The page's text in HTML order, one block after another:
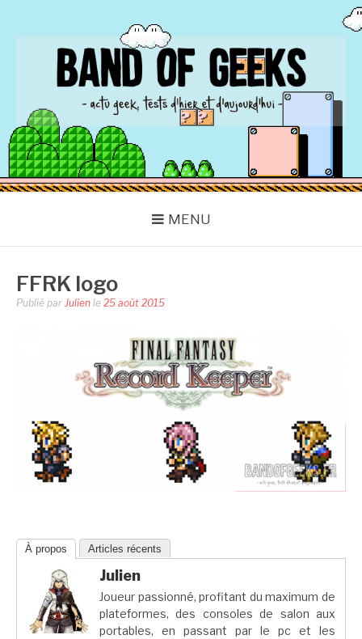
BAND OF GEEKS
Actu Geek d'hier et d'aujourd'hui
MENU
FFRK logo
Publié par Julien le 25 août 2015
À propos Articles récents
Julien
Joueur passionné, profitant du maximum de
plateformes, des consoles de salon aux
portables, en passant par le pc et les